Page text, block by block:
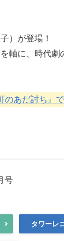
）が登場！
軸に、時代
のあだ討ち』
号
タワーレ